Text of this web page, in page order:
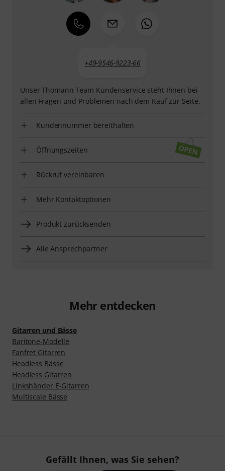
+49-9546-9223-66
Unser Thomann Team Kundenservice steht Ihnen bei
allen Fragen und Problemen nach dem Kauf zur Seite.
Kundennummer bereithalten
Öffnungszeiten
Rückruf vereinbaren
Mehr Kontaktoptionen
Produkt zurücksenden
Alle Ansprechpartner
Mehr entdecken
Gitarren und Bässe
Baritone-Modelle
Fanfret Gitarren
Headless Bässe
Headless Gitarren
Linkshänder E-Gitarren
Multiscale Bässe
Gefällt Ihnen, was Sie sehen?